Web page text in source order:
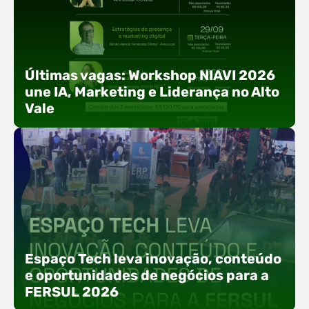
Últimas vagas: Workshop NIAVI 2026
une IA, Marketing e Liderança no Alto
Vale
Com o objetivo de impulsionar a produtividade, a
presença digital e a gestão nas empresas do
Alto Vale, o Núcleo de Tecnologia da Informação
(NIAVI), Polo ACATE-ACIRS, realiza a edição
2026 do Workshop NIAVI. O evento foi
Espaço Tech leva inovação, conteúdo
e oportunidades de negócios para a
FERSUL 2026